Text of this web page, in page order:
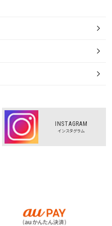
INSTAGRAM
インスタグラム